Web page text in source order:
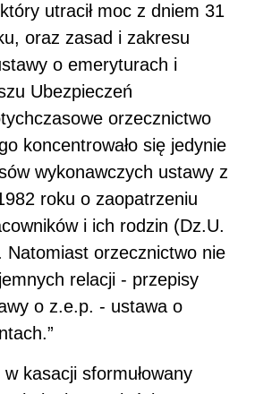
utracił moc z dniem 31
oraz zasad i zakresu
o emeryturach i
Ubezpieczeń
orzecznictwo
koncentrowało się jedynie
wykonawczych ustawy z
roku o zaopatrzeniu
i ich rodzin (Dz.U.
Natomiast orzecznictwo nie
relacji - przepisy
o z.e.p. - ustawa o
kasacji sformułowany